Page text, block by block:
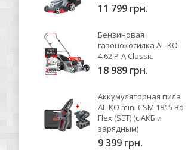
11 799 грн.
Бензиновая
газонокосилка AL-KO
4.62 P-A Classic
18 989 грн.
Аккумуляторная пила
AL-KO mini CSM 1815 Bo
Flex (SET) (с АКБ и
зарядным)
9 399 грн.